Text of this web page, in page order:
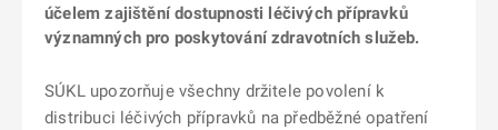
účelem zajištění dostupnosti léčivých přípravků
významných pro poskytování zdravotních služeb.
SÚKL upozorňuje všechny držitele povolení k
distribuci léčivých přípravků na předběžné opatření